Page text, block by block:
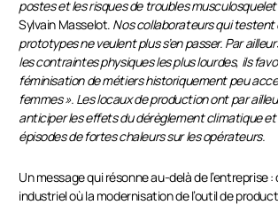
postes et les risques de troubles
Sylvain Masselot. Nos collaborateurs qui testent
prototypes ne veulent plus s’en passer. Par
les contraintes physiques les plus lourdes, ils
féminisation de métiers historiquement peu
femmes ». Les locaux de production ont par
anticiper les effets du dérèglement climatique et
épisodes de fortes chaleurs sur les opérateurs.
Un message qui résonne au-delà de l’entreprise
industriel où la modernisation de l’outil de